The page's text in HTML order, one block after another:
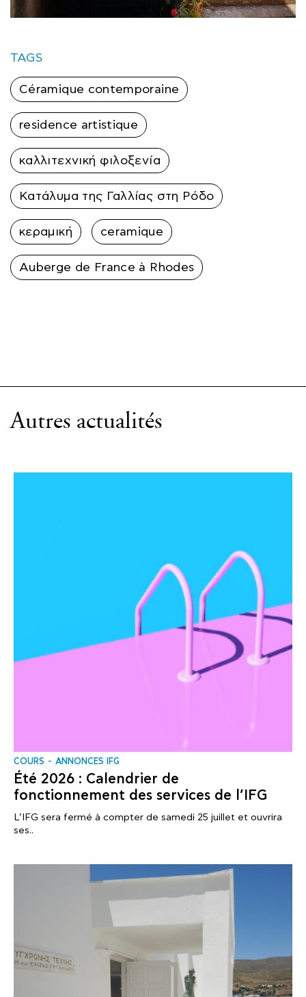
TAGS
Céramique contemporaine
residence artistique
καλλιτεχνική φιλοξενία
Κατάλυμα της Γαλλίας στη Ρόδο
κεραμική ceramique
Auberge de France à Rhodes
Autres actualités
COURS ANNONCES IFG
Été 2026 : Calendrier de
fonctionnement des services de l’IFG
L’IFG sera fermé à compter de samedi 25 juillet et ouvrira
ses..